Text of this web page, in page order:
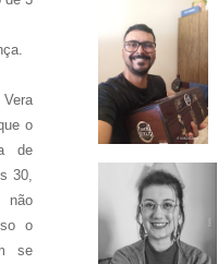
o
de
30,
não
o
se